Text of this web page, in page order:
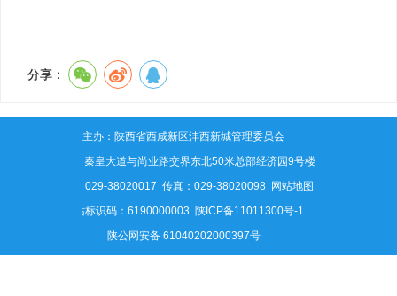
分享：
主办：陕西省西咸新区沣西新城管理委员会
地址：秦皇大道与尚业路交界东北50米总部经济园9号楼
电话：029-38020017 传真：029-38020098 网站地图
网站标识码：6190000003 陕ICP备11011300号-1
陕公网安备 61040202000397号